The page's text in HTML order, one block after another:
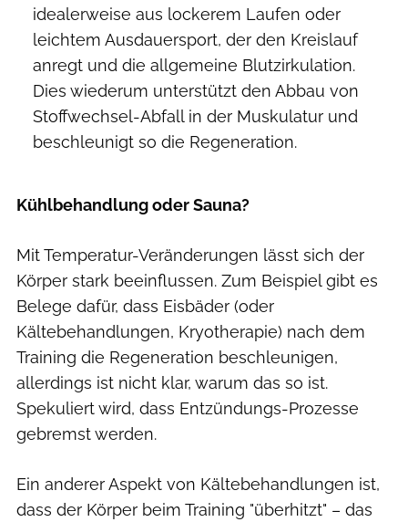
idealerweise aus lockerem Laufen oder
leichtem Ausdauersport, der den Kreislauf
anregt und die allgemeine Blutzirkulation.
Dies wiederum unterstützt den Abbau von
Stoffwechsel-Abfall in der Muskulatur und
beschleunigt so die Regeneration.
Kühlbehandlung oder Sauna?
Mit Temperatur-Veränderungen lässt sich der
Körper stark beeinflussen. Zum Beispiel gibt es
Belege dafür, dass Eisbäder (oder
Kältebehandlungen, Kryotherapie) nach dem
Training die Regeneration beschleunigen,
allerdings ist nicht klar, warum das so ist.
Spekuliert wird, dass Entzündungs-Prozesse
gebremst werden.
Ein anderer Aspekt von Kältebehandlungen ist,
dass der Körper beim Training "überhitzt" – das